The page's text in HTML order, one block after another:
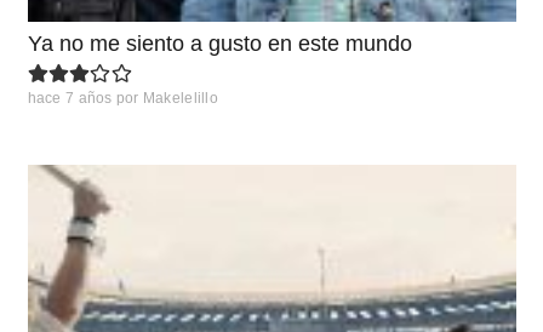
Ya no me siento a gusto en este mundo
hace 7 años por Makelelillo